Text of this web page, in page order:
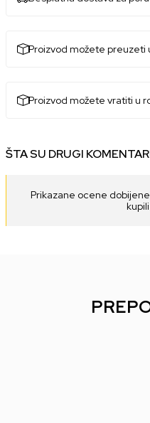
Proizvod možete preuzeti
Proizvod možete vratiti u
ŠTA SU DRUGI
Prikazane ocene